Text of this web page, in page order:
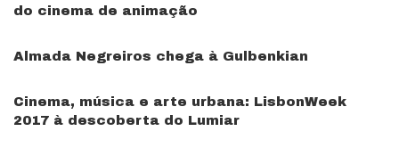
do cinema de animação
Almada Negreiros chega à Gulbenkian
Cinema, música e arte urbana: LisbonWeek
2017 à descoberta do Lumiar